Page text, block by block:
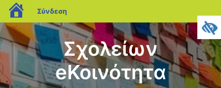
blogs.sch.gr
Σύνδεση
Σχολείων
eΚοινότητα